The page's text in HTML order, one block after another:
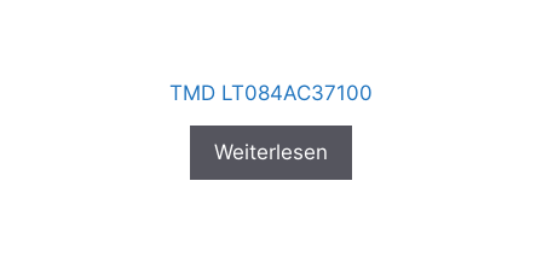
TMD LT084AC37100
Weiterlesen